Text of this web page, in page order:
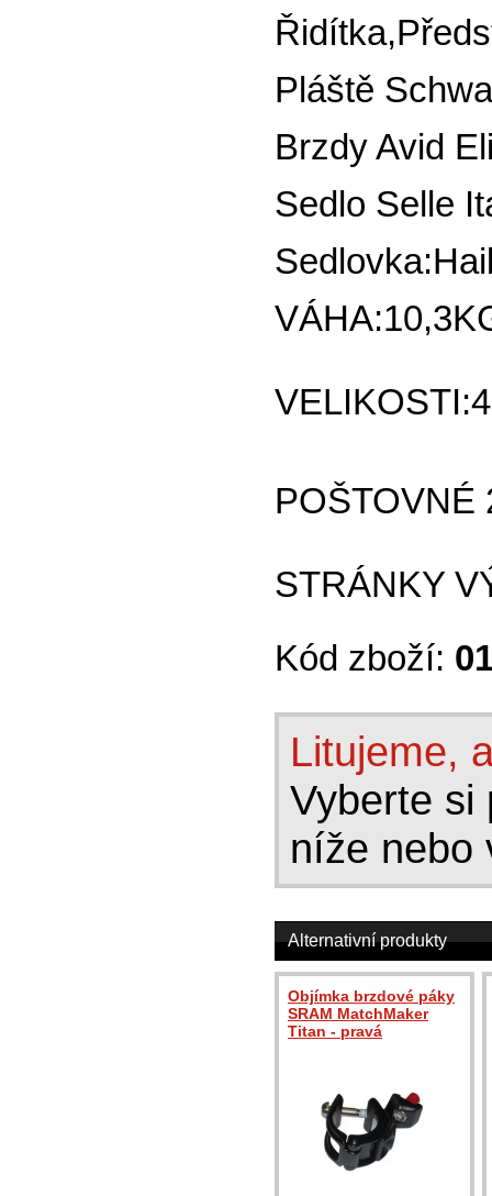
Pláště
Brzdy Avid
Sedlo Selle
POŠTOVNÉ
STRÁNKY
Kód zboží:
Litujeme,
Vyberte si
níže nebo
Alternativní produkty
Objímka brzdové páky
SRAM MatchMaker
Titan - pravá